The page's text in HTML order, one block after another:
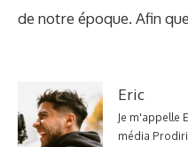
de notre époque. Afin
Eric
Je m'appelle
média